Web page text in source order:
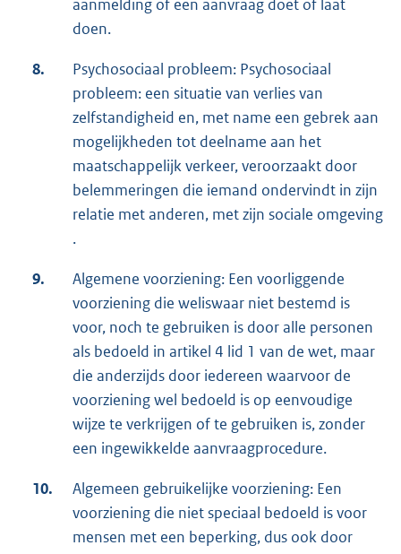
aanmelding of een aanvraag doet of laat
doen.
8.
Psychosociaal probleem: Psychosociaal
probleem: een situatie van verlies van
zelfstandigheid en, met name een gebrek aan
mogelijkheden tot deelname aan het
maatschappelijk verkeer, veroorzaakt door
belemmeringen die iemand ondervindt in zijn
relatie met anderen, met zijn sociale omgeving
.
9.
Algemene voorziening: Een voorliggende
voorziening die weliswaar niet bestemd is
voor, noch te gebruiken is door alle personen
als bedoeld in artikel 4 lid 1 van de wet, maar
die anderzijds door iedereen waarvoor de
voorziening wel bedoeld is op eenvoudige
wijze te verkrijgen of te gebruiken is, zonder
een ingewikkelde aanvraagprocedure.
10.
Algemeen gebruikelijke voorziening: Een
voorziening die niet speciaal bedoeld is voor
mensen met een beperking, dus ook door